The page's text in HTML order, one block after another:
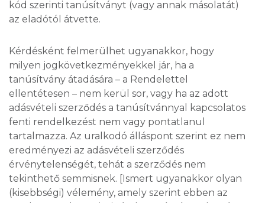
kód szerinti tanúsítványt (vagy annak másolatát)
az eladótól átvette.
Kérdésként felmerülhet ugyanakkor, hogy
milyen jogkövetkezményekkel jár, ha a
tanúsítvány átadására – a Rendelettel
ellentétesen – nem kerül sor, vagy ha az adott
adásvételi szerződés a tanúsítvánnyal kapcsolatos
fenti rendelkezést nem vagy pontatlanul
tartalmazza. Az uralkodó álláspont szerint ez nem
eredményezi az adásvételi szerződés
érvénytelenségét, tehát a szerződés nem
tekinthető semmisnek. [Ismert ugyanakkor olyan
(kisebbségi) vélemény, amely szerint ebben az